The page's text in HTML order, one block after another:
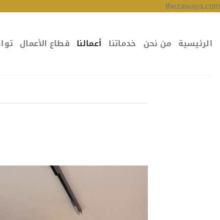
thezawaya.comتخطي
الرئيسية من نحن خدماتنا أعمالنا قطاع الأعمال